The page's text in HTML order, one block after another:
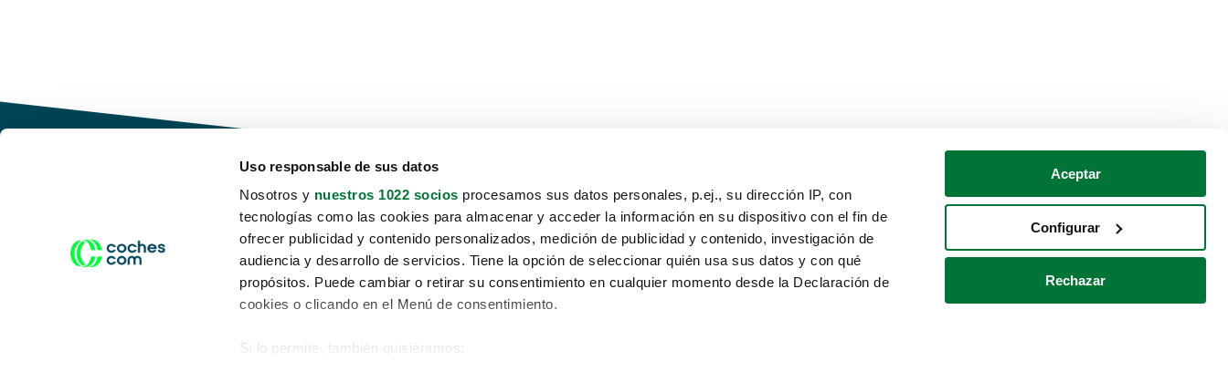
Uso responsable de sus datos
Nosotros y nuestros 1022 socios procesamos sus datos personales, p.ej., su dirección IP, con
tecnologías como las cookies para almacenar y acceder la información en su dispositivo con el fin de
ofrecer publicidad y contenido personalizados, medición de publicidad y contenido, investigación de
audiencia y desarrollo de servicios. Tiene la opción de seleccionar quién usa sus datos y con qué
propósitos. Puede cambiar o retirar su consentimiento en cualquier momento desde la Declaración de
cookies o clicando en el Menú de consentimiento.
Si lo permite, también quisiéramos:
Aceptar
Configurar
Rechazar
Conduce tu futuro,
desata tu movilidad